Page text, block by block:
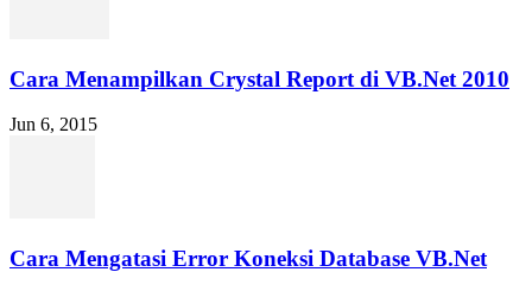
Cara Menampilkan Crystal Report di VB.Net 2010
Jun 6, 2015
Cara Mengatasi Error Koneksi Database VB.Net